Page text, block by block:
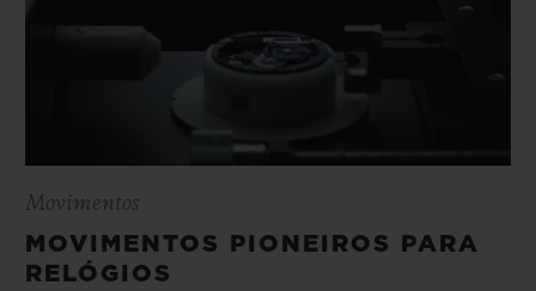
Movimentos
MOVIMENTOS PIONEIROS PARA
RELÓGIOS